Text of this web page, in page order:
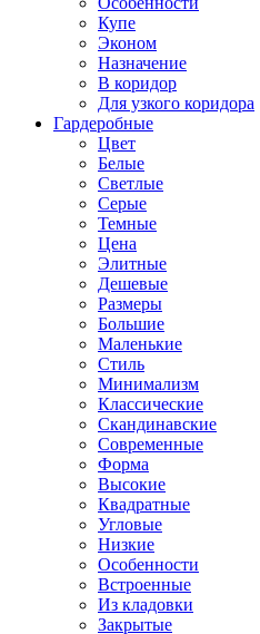
Купе
Эконом
Назначение
В коридор
Для узкого коридора
Гардеробные
Цвет
Белые
Светлые
Серые
Темные
Цена
Элитные
Дешевые
Размеры
Большие
Маленькие
Стиль
Минимализм
Классические
Скандинавские
Современные
Форма
Высокие
Квадратные
Угловые
Низкие
Особенности
Встроенные
Из кладовки
Закрытые